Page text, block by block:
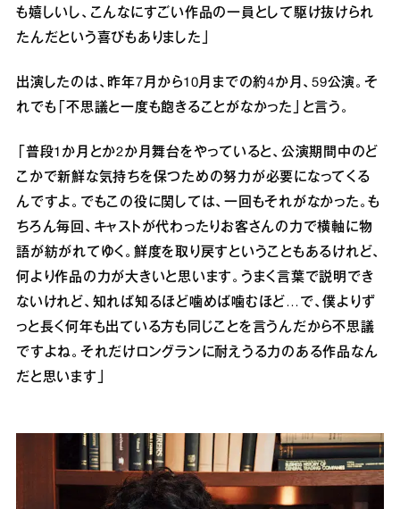
も嬉しいし、こんなにすごい作品の一員として駆け抜けられ
たんだという喜びもありました」
出演したのは、昨年7月から10月までの約4か月、59公演。そ
れでも「不思議と一度も飽きることがなかった」と言う。
「普段1か月とか2か月舞台をやっていると、公演期間中のど
こかで新鮮な気持ちを保つための努力が必要になってくる
んですよ。でもこの役に関しては、一回もそれがなかった。も
ちろん毎回、キャストが代わったりお客さんの力で横軸に物
語が紡がれてゆく。鮮度を取り戻すということもあるけれど、
何より作品の力が大きいと思います。うまく言葉で説明でき
ないけれど、知れば知るほど噛めば噛むほど…で、僕よりず
っと長く何年も出ている方も同じことを言うんだから不思議
ですよね。それだけロングランに耐えうる力のある作品なん
だと思います」